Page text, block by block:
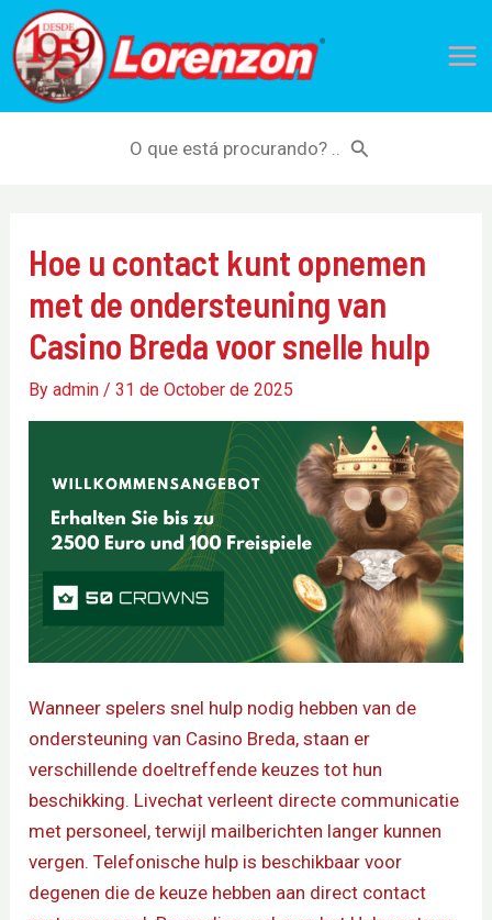
Skip
to
content
for:
Hoe u contact kunt opnemen
met de ondersteuning van
Casino Breda voor snelle hulp
Byadmin/31 de October de 2025
Wanneer spelers snel hulp nodig hebben van de
ondersteuning van Casino Breda, staan er
verschillende doeltreffende keuzes tot hun
beschikking. Livechat verleent directe communicatie
met personeel, terwijl mailberichten langer kunnen
vergen. Telefonische hulp is beschikbaar voor
degenen die de keuze hebben aan direct contact